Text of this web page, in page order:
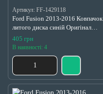
Артикул: FF-1429118
Ford Fusion 2013-2016 Ковпачок
литого диска синій Оригінал
новий 1429118, BE8Z1130A,
6M211003-AA
405 грн
В наявності: 4